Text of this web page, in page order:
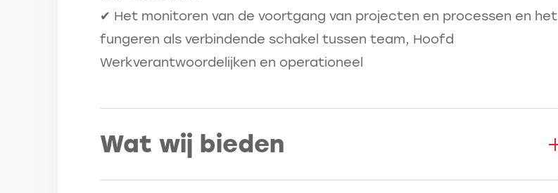
✔ Het monitoren van de voortgang van projecten en processen en het
fungeren als verbindende schakel tussen team, Hoofd
Werkverantwoordelijken en operationeel
Wat wij bieden